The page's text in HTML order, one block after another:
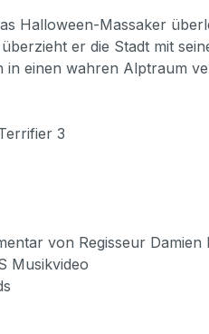
Halloween-Massaker
er die Stadt mit
in einen wahren Alptraum
3
von Regisseur Damien
Musikvideo